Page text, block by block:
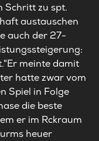
Schritt zu spt.
austauschen
auch der 27-
meinte damit
hatte zwar vom
Spiel in Folge
die beste
er im Rckraum
heuer